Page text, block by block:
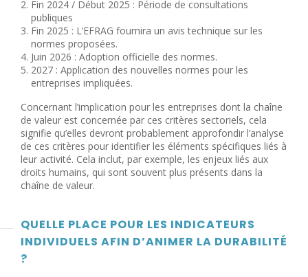
Fin 2024 / Début 2025 : Période de consultations
publiques
Fin 2025 : L’EFRAG fournira un avis technique sur les
normes proposées.
Juin 2026 : Adoption officielle des normes.
2027 : Application des nouvelles normes pour les
entreprises impliquées.
Concernant l’implication pour les entreprises dont la chaîne
de valeur est concernée par ces critères sectoriels, cela
signifie qu’elles devront probablement approfondir l’analyse
de ces critères pour identifier les éléments spécifiques liés à
leur activité. Cela inclut, par exemple, les enjeux liés aux
droits humains, qui sont souvent plus présents dans la
chaîne de valeur.
QUELLE PLACE POUR LES INDICATEURS
INDIVIDUELS AFIN D’ANIMER LA DURABILITÉ
?